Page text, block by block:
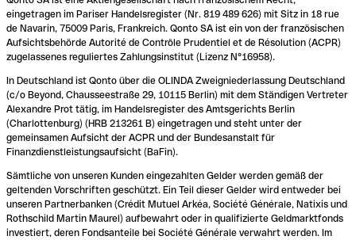
eingetragen im Pariser Handelsregister (Nr. 819 489 626) mit Sitz in 18 rue
de Navarin, 75009 Paris, Frankreich. Qonto SA ist ein von der französischen
Aufsichtsbehörde Autorité de Contrôle Prudentiel et de Résolution (ACPR)
zugelassenes reguliertes Zahlungsinstitut (Lizenz N°16958).
In Deutschland ist Qonto über die OLINDA Zweigniederlassung Deutschland
(c/o Beyond, Chausseestraße 29, 10115 Berlin) mit dem Ständigen Vertreter
Alexandre Prot tätig, im Handelsregister des Amtsgerichts Berlin
(Charlottenburg) (HRB 213261 B) eingetragen und steht unter der
gemeinsamen Aufsicht der ACPR und der Bundesanstalt für
Finanzdienstleistungsaufsicht (BaFin).
Sämtliche von unseren Kunden eingezahlten Gelder werden gemäß der
geltenden Vorschriften geschützt. Ein Teil dieser Gelder wird entweder bei
unseren Partnerbanken (Crédit Mutuel Arkéa, Société Générale, Natixis und
Rothschild Martin Maurel) aufbewahrt oder in qualifizierte Geldmarktfonds
investiert, deren Fondsanteile bei Société Générale verwahrt werden. Im